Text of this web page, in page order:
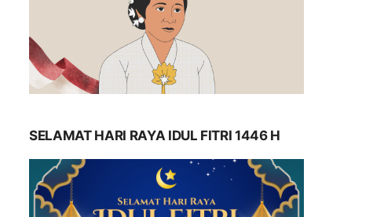
SELAMAT HARI RAYA IDUL FITRI 1446 H